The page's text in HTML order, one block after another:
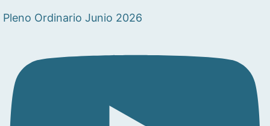
Pleno Ordinario Junio 2026